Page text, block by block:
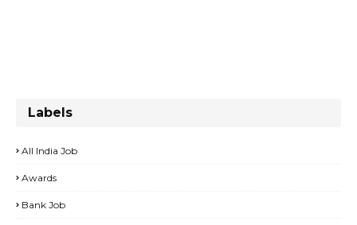
Labels
All India Job
Awards
Bank Job